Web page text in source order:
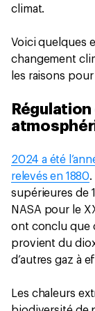
climat.
Voici quelques
changement
les raisons
2024 a été
relevés en 1880.
supérieures de
NASA pour le
ont conclu que
provient du
d’autres gaz à
Les chaleurs